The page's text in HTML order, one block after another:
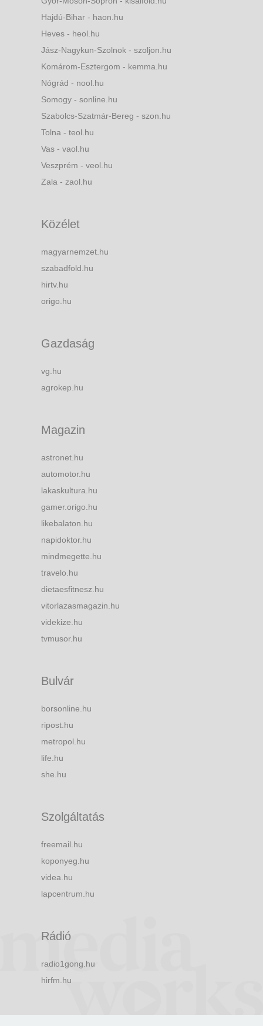
Hajdú-Bihar - haon.hu
Heves - heol.hu
Jász-Nagykun-Szolnok - szoljon.hu
Komárom-Esztergom - kemma.hu
Nógrád - nool.hu
Somogy - sonline.hu
Szabolcs-Szatmár-Bereg - szon.hu
Tolna - teol.hu
Vas - vaol.hu
Veszprém - veol.hu
Zala - zaol.hu
Közélet
magyarnemzet.hu
szabadfold.hu
hirtv.hu
origo.hu
Gazdaság
vg.hu
agrokep.hu
Magazin
astronet.hu
automotor.hu
lakaskultura.hu
gamer.origo.hu
likebalaton.hu
napidoktor.hu
mindmegette.hu
travelo.hu
dietaesfitnesz.hu
vitorlazasmagazin.hu
videkize.hu
tvmusor.hu
Bulvár
borsonline.hu
ripost.hu
metropol.hu
life.hu
she.hu
Szolgáltatás
freemail.hu
koponyeg.hu
videa.hu
lapcentrum.hu
Rádió
radio1gong.hu
hirfm.hu